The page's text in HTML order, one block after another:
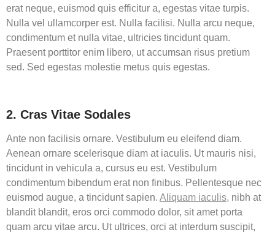
erat neque, euismod quis efficitur a, egestas vitae turpis.
Nulla vel ullamcorper est. Nulla facilisi. Nulla arcu neque,
condimentum et nulla vitae, ultricies tincidunt quam.
Praesent porttitor enim libero, ut accumsan risus pretium
sed. Sed egestas molestie metus quis egestas.
2. Cras Vitae Sodales
Ante non facilisis ornare. Vestibulum eu eleifend diam.
Aenean ornare scelerisque diam at iaculis. Ut mauris nisi,
tincidunt in vehicula a, cursus eu est. Vestibulum
condimentum bibendum erat non finibus. Pellentesque nec
euismod augue, a tincidunt sapien. Aliquam iaculis, nibh at
blandit blandit, eros orci commodo dolor, sit amet porta
quam arcu vitae arcu. Ut ultrices, orci at interdum suscipit,